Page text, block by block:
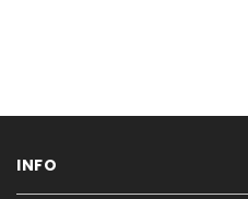
INFO